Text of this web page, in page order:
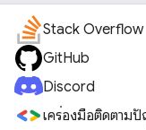
Stack Overflow
GitHub
Discord
เครื่องมือติดตาม